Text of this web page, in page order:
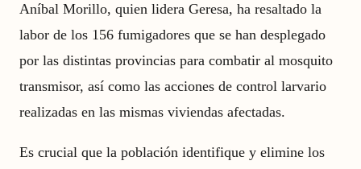
Aníbal Morillo, quien lidera Geresa, ha resaltado la
labor de los 156 fumigadores que se han desplegado
por las distintas provincias para combatir al mosquito
transmisor, así como las acciones de control larvario
realizadas en las mismas viviendas afectadas.
Es crucial que la población identifique y elimine los